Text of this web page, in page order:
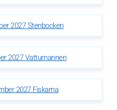
2027 Stenbocken
2027 Vattumannen
2027 Fiskarna